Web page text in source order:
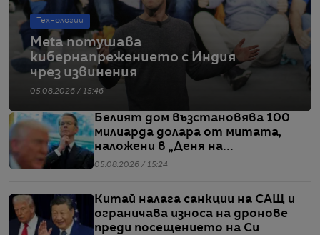
Технологии
Meta потушава
кибернапрежението с Индия
чрез извинения
05.08.2026 / 15:46
Белият дом възстановява 100
милиарда долара от митата,
наложени в „Деня на
освобождението“
05.08.2026 / 15:24
Китай налага санкции на САЩ и
ограничава износа на дронове
преди посещението на Си